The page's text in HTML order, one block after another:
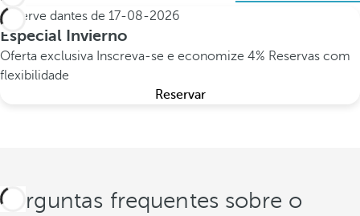
Reserve dantes de 17-08-2026
Especial Invierno
Oferta exclusiva Inscreva-se e economize 4% Reservas com
flexibilidade
Reservar
Perguntas frequentes sobre o